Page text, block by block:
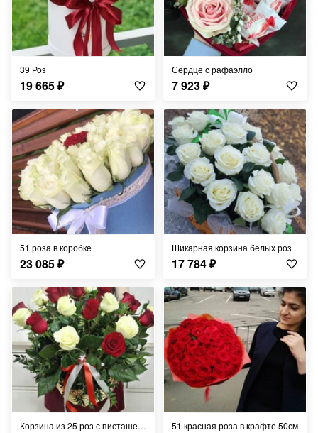
39 Роз
19 665₽
Сердце с рафаэлло
7 923₽
51 роза в коробке
23 085₽
Шикарная корзина белых роз
17 784₽
Корзина из 25 роз с писташем 1 51 красная роза в крафте 50см